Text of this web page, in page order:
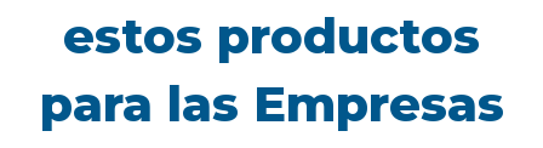
estos productos
para las Empresas